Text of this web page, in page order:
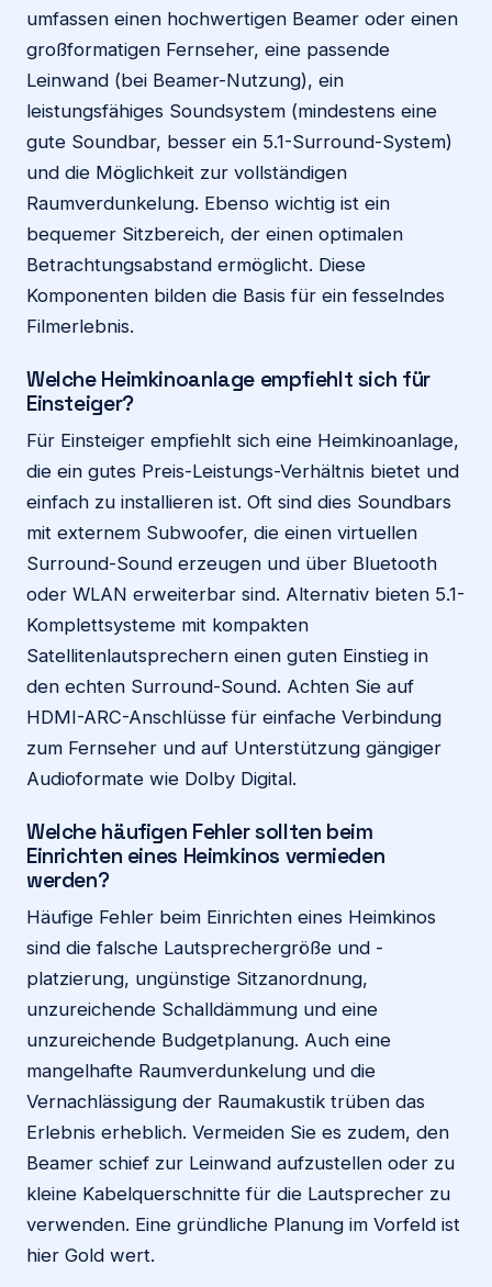
umfassen einen hochwertigen Beamer oder einen
großformatigen Fernseher, eine passende
Leinwand (bei Beamer-Nutzung), ein
leistungsfähiges Soundsystem (mindestens eine
gute Soundbar, besser ein 5.1-Surround-System)
und die Möglichkeit zur vollständigen
Raumverdunkelung. Ebenso wichtig ist ein
bequemer Sitzbereich, der einen optimalen
Betrachtungsabstand ermöglicht. Diese
Komponenten bilden die Basis für ein fesselndes
Filmerlebnis.
Welche Heimkinoanlage empfiehlt sich für
Einsteiger?
Für Einsteiger empfiehlt sich eine Heimkinoanlage,
die ein gutes Preis-Leistungs-Verhältnis bietet und
einfach zu installieren ist. Oft sind dies Soundbars
mit externem Subwoofer, die einen virtuellen
Surround-Sound erzeugen und über Bluetooth
oder WLAN erweiterbar sind. Alternativ bieten 5.1-
Komplettsysteme mit kompakten
Satellitenlautsprechern einen guten Einstieg in
den echten Surround-Sound. Achten Sie auf
HDMI-ARC-Anschlüsse für einfache Verbindung
zum Fernseher und auf Unterstützung gängiger
Audioformate wie Dolby Digital.
Welche häufigen Fehler sollten beim
Einrichten eines Heimkinos vermieden
werden?
Häufige Fehler beim Einrichten eines Heimkinos
sind die falsche Lautsprechergröße und -
platzierung, ungünstige Sitzanordnung,
unzureichende Schalldämmung und eine
unzureichende Budgetplanung. Auch eine
mangelhafte Raumverdunkelung und die
Vernachlässigung der Raumakustik trüben das
Erlebnis erheblich. Vermeiden Sie es zudem, den
Beamer schief zur Leinwand aufzustellen oder zu
kleine Kabelquerschnitte für die Lautsprecher zu
verwenden. Eine gründliche Planung im Vorfeld ist
hier Gold wert.